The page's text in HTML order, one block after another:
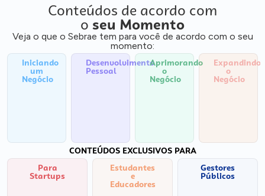
Conteúdos de acordo com
o seu Momento
Veja o que o Sebrae tem para você de acordo com o seu
momento:
Iniciando
um
Negócio
Desenvolvimento
Pessoal
Aprimorando
o
Negócio
Expandindo
o
Negócio
CONTEÚDOS EXCLUSIVOS PARA
Para
Startups
Estudantes
e
Educadores
Gestores
Públicos